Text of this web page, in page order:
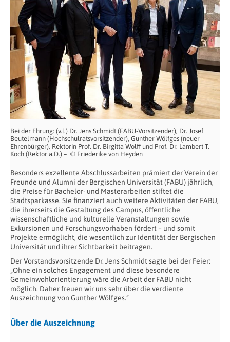
Bei der Ehrung: (v.l.) Dr. Jens Schmidt (FABU-Vorsitzender), Dr. Josef
Beutelmann (Hochschulratsvorsitzender), Gunther Wölfges (neuer
Ehrenbürger), Rektorin Prof. Dr. Birgitta Wolff und Prof. Dr. Lambert T.
Koch (Rektor a.D.) – © Friederike von Heyden
Besonders exzellente Abschlussarbeiten prämiert der Verein der
Freunde und Alumni der Bergischen Universität (FABU) jährlich,
die Preise für Bachelor- und Masterarbeiten stiftet die
Stadtsparkasse. Sie finanziert auch weitere Aktivitäten der FABU,
die ihrerseits die Gestaltung des Campus, öffentliche
wissenschaftliche und kulturelle Veranstaltungen sowie
Exkursionen und Forschungsvorhaben fördert – und somit
Projekte ermöglicht, die wesentlich zur Identität der Bergischen
Universität und ihrer Sichtbarkeit beitragen.
Der Vorstandsvorsitzende Dr. Jens Schmidt sagte bei der Feier:
„Ohne ein solches Engagement und diese besondere
Gemeinwohlorientierung wäre die Arbeit der FABU nicht
möglich. Daher freuen wir uns sehr über die verdiente
Auszeichnung von Gunther Wölfges.“
Über die Auszeichnung